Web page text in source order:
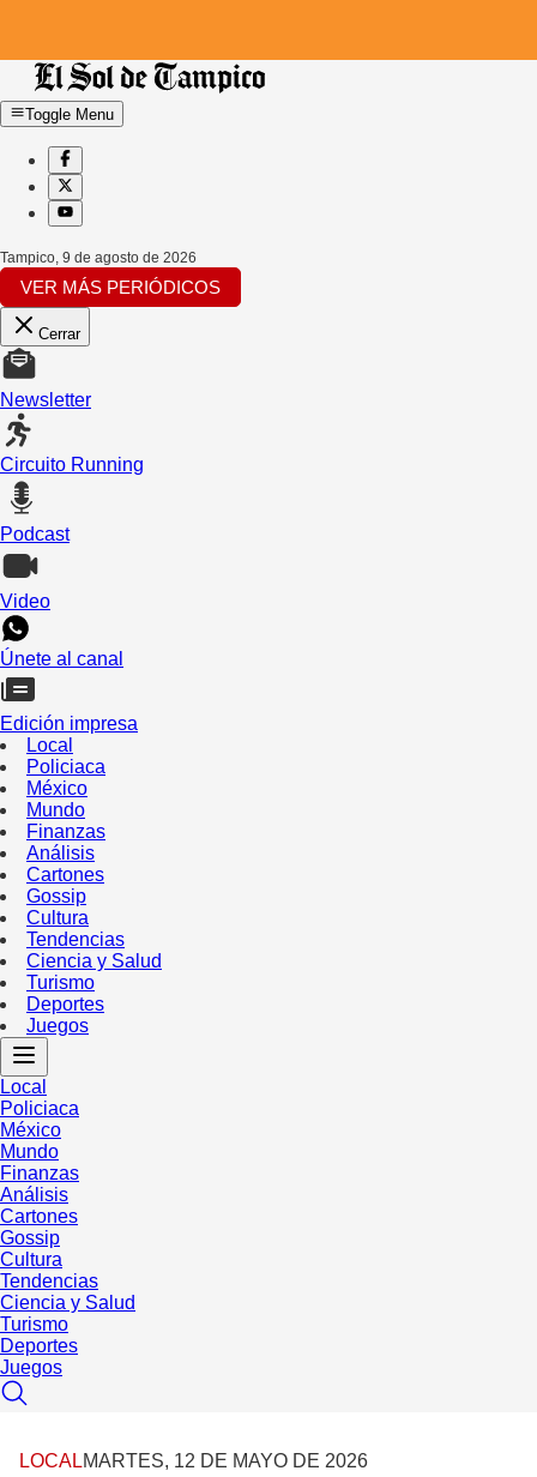
Toggle Menu
Tampico, 9 de agosto de 2026
VER MÁS PERIÓDICOS
Cerrar
Newsletter
Circuito Running
Podcast
Video
Únete al canal
Edición impresa
Local
Policiaca
México
Mundo
Finanzas
Análisis
Cartones
Gossip
Cultura
Tendencias
Ciencia y Salud
Turismo
Deportes
Juegos
Local
Policiaca
México
Mundo
Finanzas
Análisis
Cartones
Gossip
Cultura
Tendencias
Ciencia y Salud
Turismo
Deportes
Juegos
LOCALMARTES, 12 DE MAYO DE 2026